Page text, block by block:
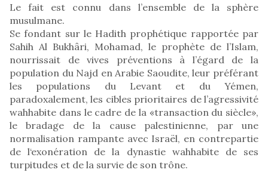
Le fait est connu dans l’ensemble de la sphère
musulmane.
Se fondant sur le Hadith prophétique rapportée par
Sahih Al Bukhâri, Mohamad, le prophète de l’Islam,
nourrissait de vives préventions à l’égard de la
population du Najd en Arabie Saoudite, leur préférant
les populations du Levant et du Yémen,
paradoxalement, les cibles prioritaires de l’agressivité
wahhabite dans le cadre de la «transaction du siècle»,
le bradage de la cause palestinienne, par une
normalisation rampante avec Israël, en contrepartie
de l‘exonération de la dynastie wahhabite de ses
turpitudes et de la survie de son trône.